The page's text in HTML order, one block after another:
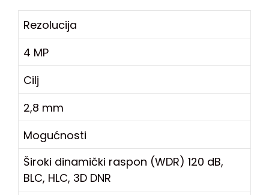
Rezolucija
4 MP
Cilj
2,8 mm
Mogućnosti
Široki dinamički raspon (WDR) 120 dB,
BLC, HLC, 3D DNR